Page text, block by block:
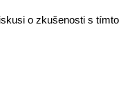
o zkušenosti s